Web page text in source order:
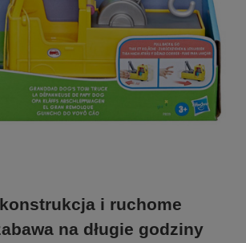
i ruchome
na długie godziny